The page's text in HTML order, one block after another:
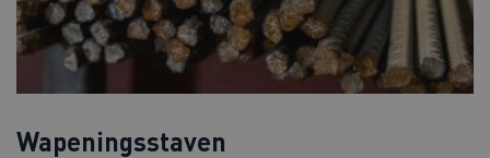
Wapeningsstaven